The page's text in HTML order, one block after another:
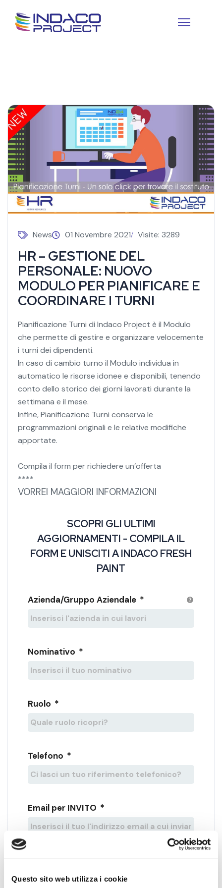
Questo sito web utilizza i cookie
HR – GESTIONE DEL
PERSONALE: NUOVO
MODULO PER PIANIFICARE E
COORDINARE I TURNI
News 01 Novembre 2021 Visite: 3289
Pianificazione Turni di Indaco Project è il Modulo
che permette di gestire e organizzare velocemente
i turni dei dipendenti.
In caso di cambio turno il Modulo individua in
automatico le risorse idonee e disponibili, tenendo
conto dello storico dei giorni lavorati durante la
settimana e il mese.
Infine, Pianificazione Turni conserva le
programmazioni originali e le relative modifiche
apportate.
Compila il form per richiedere un’offerta
****
VORREI MAGGIORI INFORMAZIONI
SCOPRI GLI ULTIMI
AGGIORNAMENTI - COMPILA IL
FORM E UNISCITI A INDACO FRESH
PAINT
Azienda/Gruppo Aziendale *
Nominativo *
Ruolo *
Telefono *
Email per INVITO *
Accettazione Privacy*
Letta e accettata laPrivacy Policy